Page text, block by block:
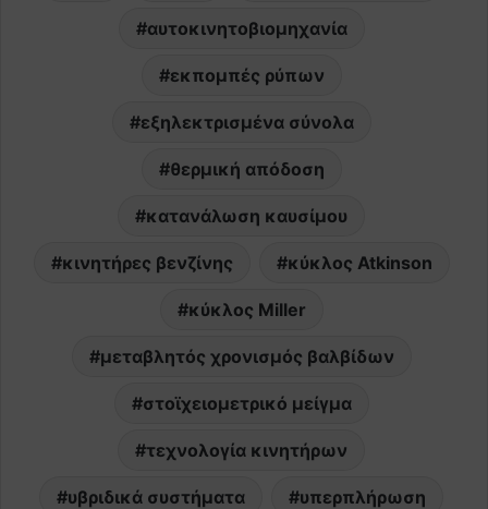
αυτοκινητοβιομηχανία
εκπομπές ρύπων
εξηλεκτρισμένα σύνολα
θερμική απόδοση
κατανάλωση καυσίμου
κινητήρες βενζίνης κύκλος Atkinson
κύκλος Miller
μεταβλητός χρονισμός βαλβίδων
στοϊχειομετρικό μείγμα
τεχνολογία κινητήρων
υβριδικά συστήματα υπερπλήρωση